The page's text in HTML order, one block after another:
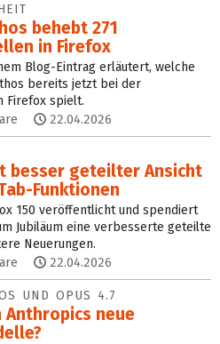
behebt 271
in Firefox
Blog-Eintrag erläutert, welche
bereits jetzt bei der
Firefox spielt.
22.04.2026
besser geteilter Ansicht
Funk­tionen
150 veröffentlicht und spendiert
Jubiläum eine verbesserte geteilte
Neuerungen.
22.04.2026
UND OPUS 4.7
Anthropics neue